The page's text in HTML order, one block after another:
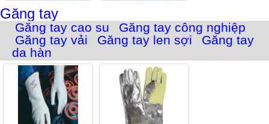
Găng tay
Găng tay cao su
Găng tay công nghiệp
Găng tay vải
Găng tay len sợi
Găng tay
da hàn